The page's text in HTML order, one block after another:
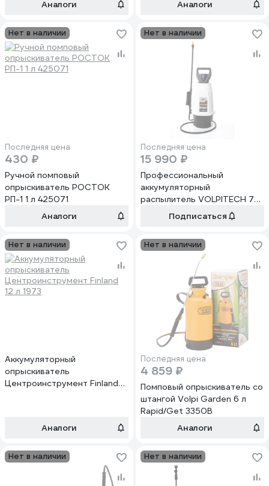
Аналоги Аналоги
Нет в наличии
Последняя цена
430 ₽
Ручной помповый
опрыскиватель РОСТОК
РП-1 1 л 425071
Аналоги
Нет в наличии
Последняя цена
15 990 ₽
Профессиональный
аккумуляторный
распылитель VOLPITECH 7
Volpi originale VT7
Подписаться
Нет в наличии
Аккумуляторный
опрыскиватель
Центроинструмент Finland
Аналоги
Нет в наличии
Последняя цена
4 859 ₽
Помповый опрыскиватель со
штангой Volpi Garden 6 л
Rapid/Get 3350B
Аналоги
Нет в наличии Нет в наличии